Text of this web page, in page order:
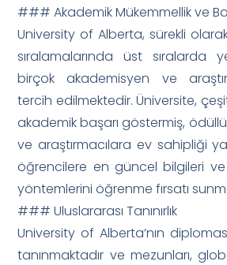
### Akademik Mükemmellik ve
University of Alberta, sürekli
sıralamalarında üst sıralarda
birçok akademisyen ve
tercih edilmektedir. Üniversite,
akademik başarı göstermiş,
ve araştırmacılara ev sahipliği
öğrencilere en güncel bilgileri
yöntemlerini öğrenme fırsatı
### Uluslararası Tanınırlık
University of Alberta’nın
tanınmaktadır ve mezunları,